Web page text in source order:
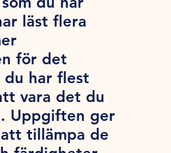
läst flera
för det
du har flest
vara det du
Uppgiften ger
tillämpa de